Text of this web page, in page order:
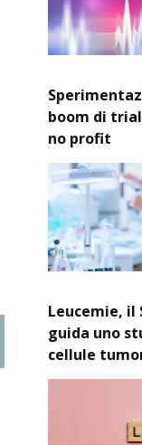
boom di
no profit
Leucemie, il
guida uno
cellule